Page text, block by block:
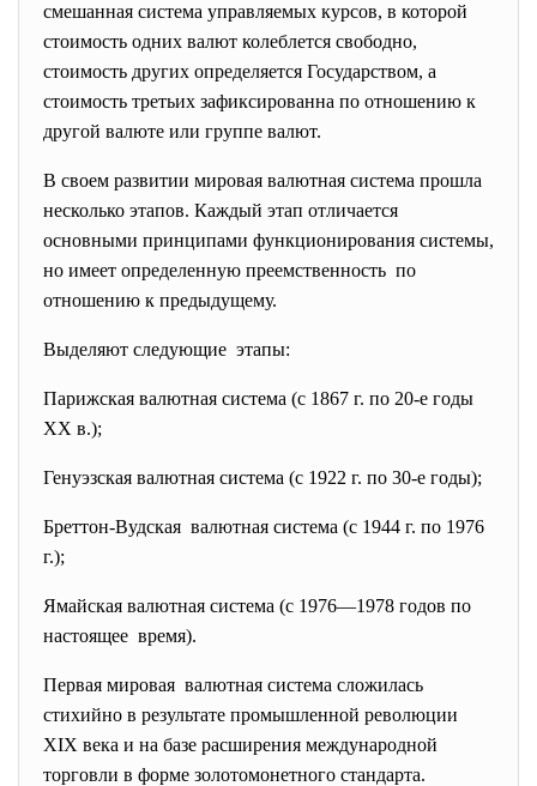
смешанная система управляемых курсов, в которой
стоимость одних валют колеблется свободно,
стоимость других определяется Государством, а
стоимость третьих зафиксированна по отношению к
другой валюте или группе валют.
В своем развитии мировая валютная система прошла
несколько этапов. Каждый этап отличается
основными принципами функционирования системы,
но имеет определенную преемственность по
отношению к предыдущему.
Выделяют следующие этапы:
Парижская валютная система (с 1867 г. по 20-е годы
XX в.);
Генуэзская валютная система (с 1922 г. по 30-е годы);
Бреттон-Вудская валютная система (с 1944 г. по 1976
г.);
Ямайская валютная система (с 1976—1978 годов по
настоящее время).
Первая мировая валютная система сложилась
стихийно в результате промышленной революции
XIX века и на базе расширения международной
торговли в форме золотомонетного стандарта.